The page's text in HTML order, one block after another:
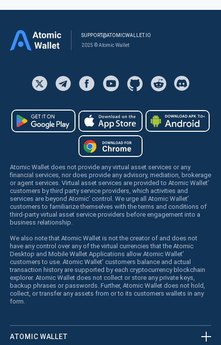
SUPPORT@ATOMICWALLET.IO
2025 © Atomic Wallet
Atomic Wallet does not provide any virtual asset services or any
financial services, nor does provide any advisory, mediation, brokerage
or agent services. Virtual asset services are provided to Atomic Wallet’
customers by third party service providers, which activities and
services are beyond Atomic’ control. We urge all Atomic Wallet’
customers to familiarize themselves with the terms and conditions of
third-party virtual asset service providers before engagement into a
business relationship.
We also note that Atomic Wallet is not the creator of and does not
have any control over any of the virtual currencies that the Atomic
Desktop and Mobile Wallet Applications allow Atomic Wallet’
customers to use. Atomic Wallet’ customers balance and actual
transaction history are supported by each cryptocurrency blockchain
explorer. Atomic Wallet does not collect or store any private keys,
backup phrases or passwords. Further, Atomic Wallet does not hold,
collect, or transfer any assets from or to its customers wallets in any
form.
ATOMIC WALLET